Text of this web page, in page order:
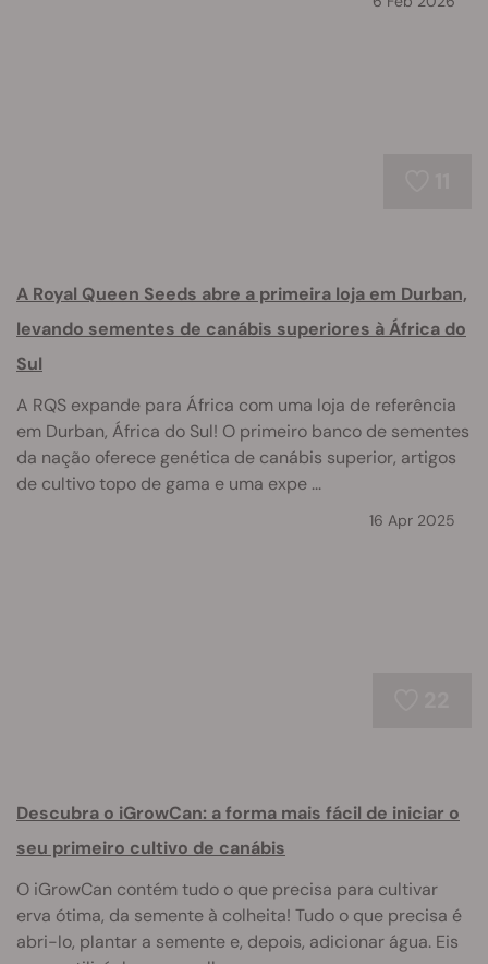
A Royal Queen Seeds abre a primeira loja em Durban,
levando sementes de canábis superiores à África do
Sul
A RQS expande para África com uma loja de referência
em Durban, África do Sul! O primeiro banco de sementes
da nação oferece genética de canábis superior, artigos
de cultivo topo de gama e uma expe ...
16 Apr 2025
Descubra o iGrowCan: a forma mais fácil de iniciar o
seu primeiro cultivo de canábis
O iGrowCan contém tudo o que precisa para cultivar
erva ótima, da semente à colheita! Tudo o que precisa é
abri-lo, plantar a semente e, depois, adicionar água. Eis